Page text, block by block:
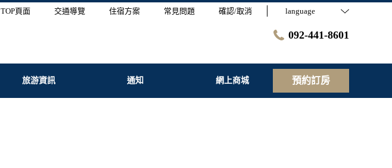
TOP頁面 交通導覽 住宿方案 常見問題 確認/取消 language
092-441-8601
旅游資訊 通知 網上商城 預約訂房